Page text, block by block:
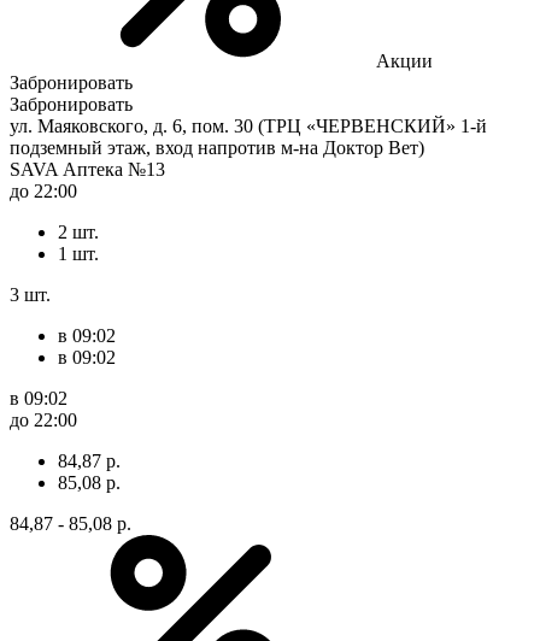
Акции
Забронировать
Забронировать
ул. Маяковского, д. 6, пом. 30 (ТРЦ «ЧЕРВЕНСКИЙ» 1-й
подземный этаж, вход напротив м-на Доктор Вет)
SAVA Аптека №13
до 22:00
2 шт.
1 шт.
3 шт.
в 09:02
в 09:02
в 09:02
до 22:00
84,87 р.
85,08 р.
84,87 - 85,08 р.